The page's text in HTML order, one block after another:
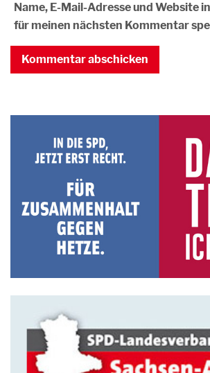
Name, E-Mail-Adresse und Website
für meinen nächsten Kommentar